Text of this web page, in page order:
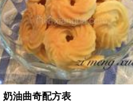
奶油曲奇配方表